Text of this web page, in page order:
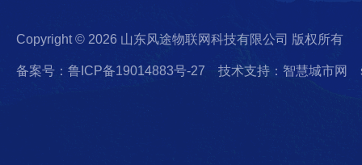
Copyright © 2026 山东风途物联网科技有限公司 版权所有
备案号：鲁ICP备19014883号-27 技术支持：智慧城市网